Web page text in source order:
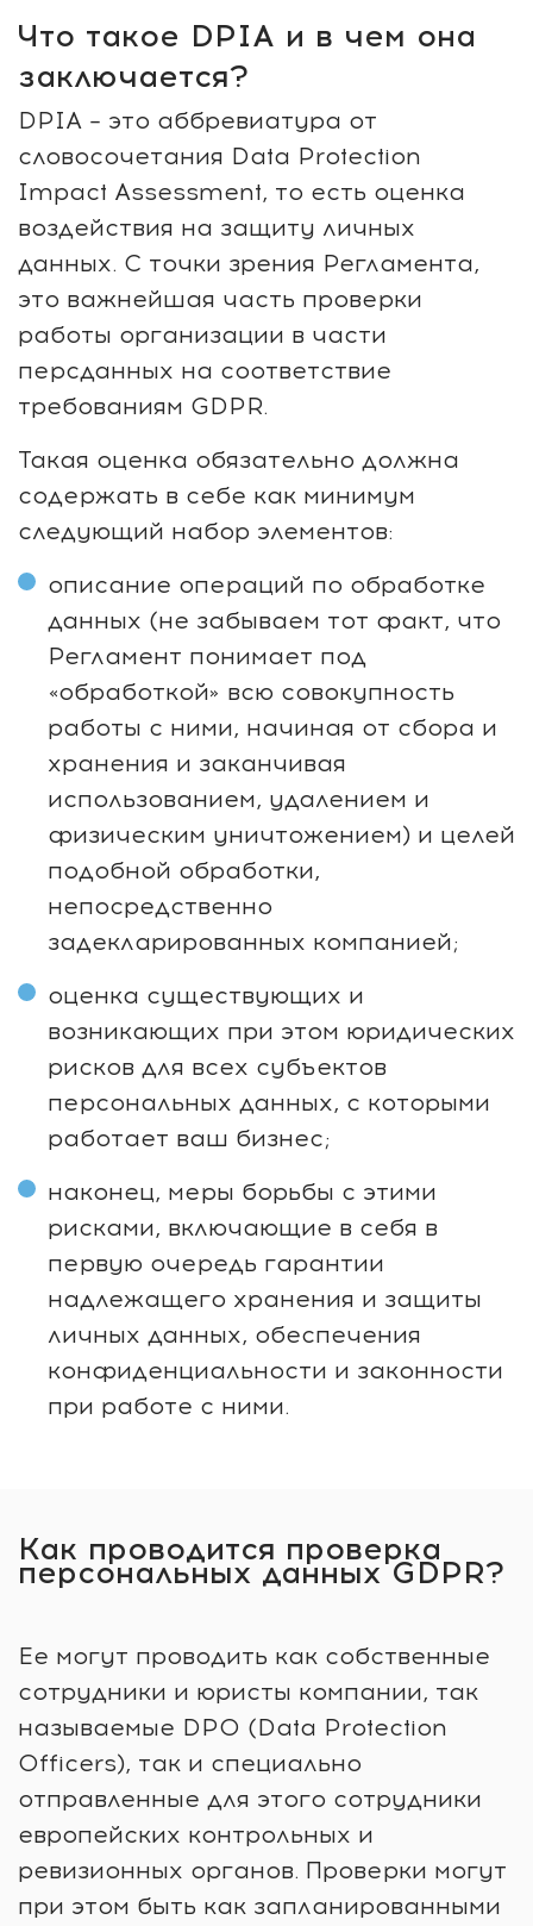
Что такое DPIA и в чем она
заключается?
DPIA – это аббревиатура от
словосочетания Data Protection
Impact Assessment, то есть оценка
воздействия на защиту личных
данных. С точки зрения Регламента,
это важнейшая часть проверки
работы организации в части
персданных на соответствие
требованиям GDPR.
Такая оценка обязательно должна
содержать в себе как минимум
следующий набор элементов:
описание операций по обработке
данных (не забываем тот факт, что
Регламент понимает под
«обработкой» всю совокупность
работы с ними, начиная от сбора и
хранения и заканчивая
использованием, удалением и
физическим уничтожением) и целей
подобной обработки,
непосредственно
задекларированных компанией;
оценка существующих и
возникающих при этом юридических
рисков для всех субъектов
персональных данных, с которыми
работает ваш бизнес;
наконец, меры борьбы с этими
рисками, включающие в себя в
первую очередь гарантии
надлежащего хранения и защиты
личных данных, обеспечения
конфиденциальности и законности
при работе с ними.
Как проводится проверка
персональных данных GDPR?
Ее могут проводить как собственные
сотрудники и юристы компании, так
называемые DPO (Data Protection
Officers), так и специально
отправленные для этого сотрудники
европейских контрольных и
ревизионных органов. Проверки могут
при этом быть как запланированными